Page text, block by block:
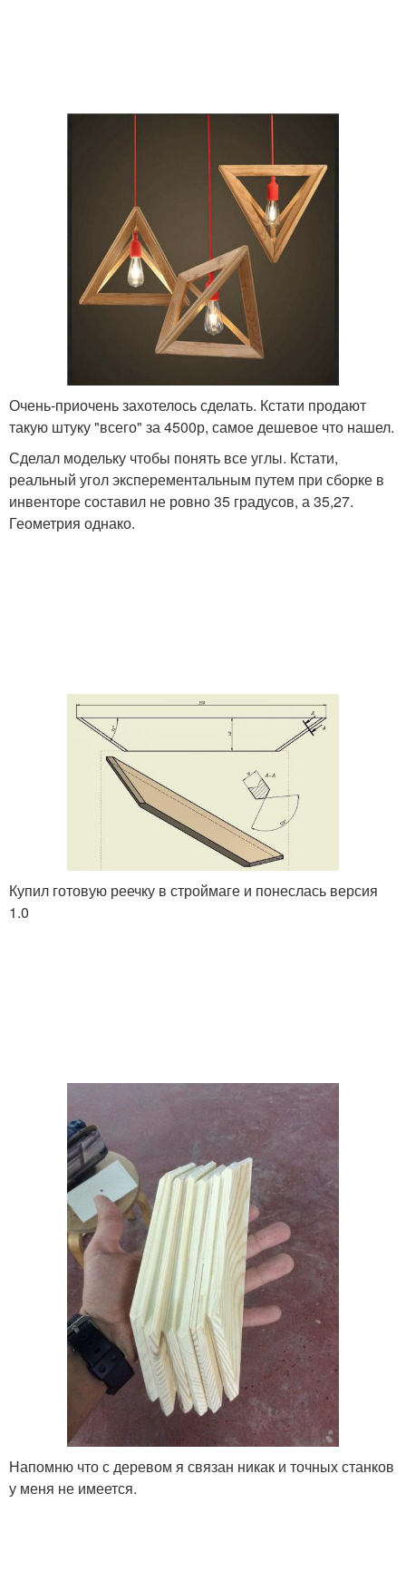
Очень-приочень захотелось сделать. Кстати продают
такую штуку "всего" за 4500р, самое дешевое что нашел.
Сделал модельку чтобы понять все углы. Кстати,
реальный угол эксперементальным путем при сборке в
инвенторе составил не ровно 35 градусов, а 35,27.
Геометрия однако.
Купил готовую реечку в строймаге и понеслась версия
1.0
Напомню что с деревом я связан никак и точных станков
у меня не имеется.